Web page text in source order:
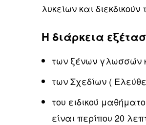
λυκείων και διεκδικούν
Η διάρκεια
των ξένων γλωσσών
των Σχεδίων (
του ειδικού
είναι περίπου 20